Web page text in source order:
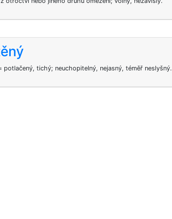
potlačený, tichý; neuchopitelný, nejasný, téměř neslyšný.